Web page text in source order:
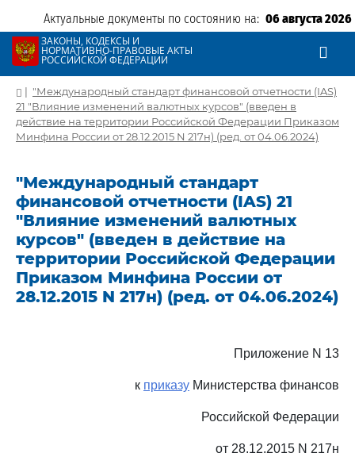
Актуальные документы по состоянию на: 06 августа 2026
ЗАКОНЫ, КОДЕКСЫ И
НОРМАТИВНО-ПРАВОВЫЕ АКТЫ
РОССИЙСКОЙ ФЕДЕРАЦИИ
| "Международный стандарт финансовой отчетности (IAS)
21 "Влияние изменений валютных курсов" (введен в
действие на территории Российской Федерации Приказом
Минфина России от 28.12.2015 N 217н) (ред. от 04.06.2024)
"Международный стандарт
финансовой отчетности (IAS) 21
"Влияние изменений валютных
курсов" (введен в действие на
территории Российской Федерации
Приказом Минфина России от
28.12.2015 N 217н) (ред. от 04.06.2024)
Приложение N 13
к приказу Министерства финансов
Российской Федерации
от 28.12.2015 N 217н